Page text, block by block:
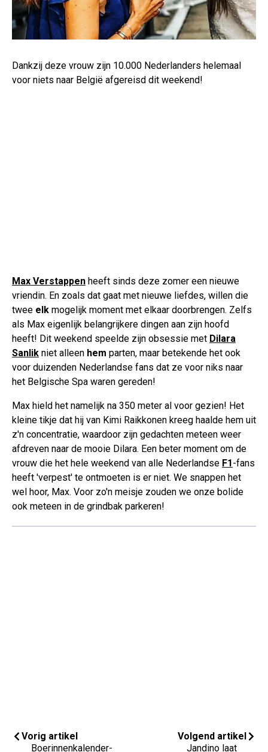
Dankzij deze vrouw zijn 10.000 Nederlanders helemaal
voor niets naar België afgereisd dit weekend!
Max Verstappen heeft sinds deze zomer een nieuwe
vriendin. En zoals dat gaat met nieuwe liefdes, willen die
twee elk mogelijk moment met elkaar doorbrengen. Zelfs
als Max eigenlijk belangrijkere dingen aan zijn hoofd
heeft! Dit weekend speelde zijn obsessie met Dilara
Sanlik niet alleen hem parten, maar betekende het ook
voor duizenden Nederlandse fans dat ze voor niks naar
het Belgische Spa waren gereden!
Max hield het namelijk na 350 meter al voor gezien! Het
kleine tikje dat hij van Kimi Raikkonen kreeg haalde hem uit
z'n concentratie, waardoor zijn gedachten meteen weer
afdreven naar de mooie Dilara. Een beter moment om de
vrouw die het hele weekend van alle Nederlandse F1 -fans
heeft 'verpest' te ontmoeten is er niet. We snappen het
wel hoor, Max. Voor zo'n meisje zouden we onze bolide
ook meteen in de grindbak parkeren!
Vorig artikel
Boerinnenkalender-
Volgend artikel
Jandino laat